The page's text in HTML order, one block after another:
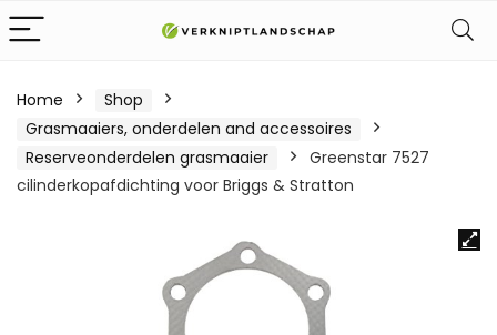
Home
Shop
Grasmaaiers, onderdelen and accessoires
Reserveonderdelen grasmaaier
Greenstar 7527
cilinderkopafdichting voor Briggs & Stratton